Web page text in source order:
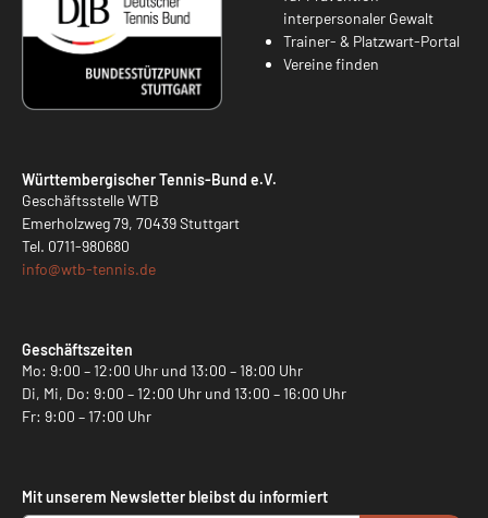
interpersonaler Gewalt
Trainer- & Platzwart-Portal
Vereine finden
Württembergischer Tennis-Bund e.V.
Geschäftsstelle WTB
Emerholzweg 79, 70439 Stuttgart
Tel. 0711-980680
info@wtb-tennis.de
Geschäftszeiten
Mo: 9:00 – 12:00 Uhr und 13:00 – 18:00 Uhr
Di, Mi, Do: 9:00 – 12:00 Uhr und 13:00 – 16:00 Uhr
Fr: 9:00 – 17:00 Uhr
Mit unserem Newsletter bleibst du informiert